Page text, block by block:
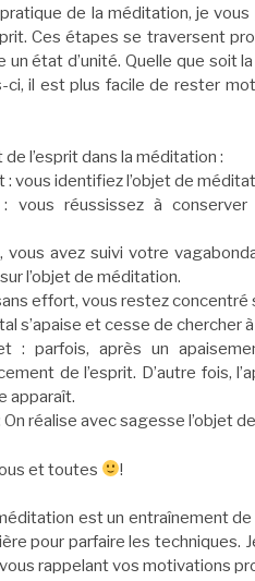
de la méditation, je
Ces étapes se traversent
un état d’unité. Quelle que soit
ci, il est plus facile de rester
l’esprit dans la méditation :
: vous identifiez l’objet de
: vous réussissez à
vous avez suivi votre
l’objet de méditation.
effort, vous restez concentré
s’apaise et cesse de chercher
: parfois, après un
de l’esprit. D’autre fois,
apparaît.
On réalise avec sagesse l’objet
et toutes !
est un entraînement
pour parfaire les techniques.
rappelant vos motivations